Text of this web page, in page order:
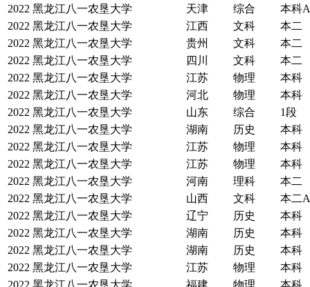
2022 黑龙江八一农垦大学 天津 综合
本科A
2022 黑龙江八一农垦大学 江西 文科
本二
2022 黑龙江八一农垦大学 贵州 文科
本二
2022 黑龙江八一农垦大学 四川 文科
本二
2022 黑龙江八一农垦大学 江苏 物理
本科
2022 黑龙江八一农垦大学 河北 物理
本科
2022 黑龙江八一农垦大学 山东 综合
1段
2022 黑龙江八一农垦大学 湖南 历史
本科
2022 黑龙江八一农垦大学 江苏 物理
本科
2022 黑龙江八一农垦大学 江苏 物理
本科
2022 黑龙江八一农垦大学 河南 理科
本二
2022 黑龙江八一农垦大学 山西 文科
本二A
2022 黑龙江八一农垦大学 辽宁 历史
本科
2022 黑龙江八一农垦大学 湖南 历史
本科
2022 黑龙江八一农垦大学 湖南 历史
本科
2022 黑龙江八一农垦大学 江苏 物理
本科
2022 黑龙江八一农垦大学 福建 物理
本科